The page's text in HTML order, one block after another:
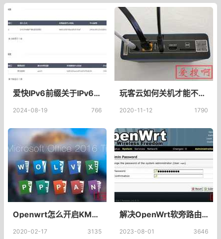
爱快IPv6前缀关于IPv6前缀的疑问:前后会出现3位数
2024-08-19 766
玩客云如何关机才能不上硬盘呢？退出链克后硬盘继续缓存的解决方法
2020-11-12 1790
Openwrt怎么开启KMS服务？配置dnsmasq.conf开启KMS,Openwrt配置vlmcsd.ini
2020-02-17 3135
解决OpenWrt软旁路由断流和掉线问题的方法
2023-08-01 3646